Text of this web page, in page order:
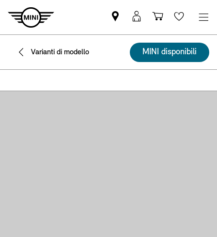
Trova
il
Partner
MINI
Login
MyMINI
CarrelloWishlist
Varianti di modello MINI disponibili